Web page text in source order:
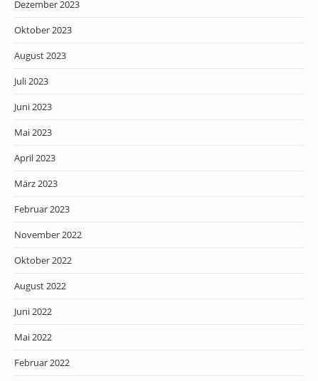
Dezember 2023
Oktober 2023
August 2023
Juli 2023
Juni 2023
Mai 2023
April 2023
März 2023
Februar 2023
November 2022
Oktober 2022
August 2022
Juni 2022
Mai 2022
Februar 2022